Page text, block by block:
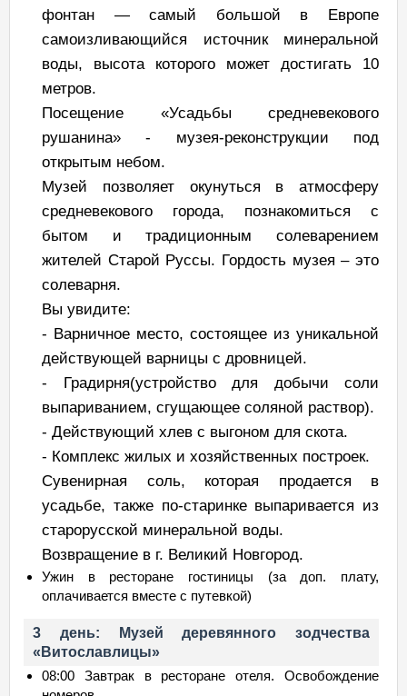
фонтан — самый большой в Европе
самоизливающийся источник минеральной
воды, высота которого может достигать 10
метров.
Посещение «Усадьбы средневекового
рушанина» - музея-реконструкции под
открытым небом.
Музей позволяет окунуться в атмосферу
средневекового города, познакомиться с
бытом и традиционным солеварением
жителей Старой Руссы. Гордость музея – это
солеварня.
Вы увидите:
- Варничное место, состоящее из уникальной
действующей варницы с дровницей.
- Градирня(устройство для добычи соли
выпариванием, сгущающее соляной раствор).
- Действующий хлев с выгоном для скота.
- Комплекс жилых и хозяйственных построек.
Сувенирная соль, которая продается в
усадьбе, также по-старинке выпаривается из
старорусской минеральной воды.
Возвращение в г. Великий Новгород.
Ужин в ресторане гостиницы (за доп. плату,
оплачивается вместе с путевкой)
3 день: Музей деревянного зодчества
«Витославлицы»
08:00 Завтрак в ресторане отеля. Освобождение